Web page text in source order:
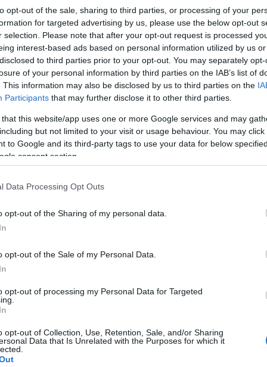
opt-out of the sale, sharing to third parties, or processing of your
for targeted advertising by us, please use the below opt-out
selection. Please note that after your opt-out request is processed
interest-based ads based on personal information utilized by us
to third parties prior to your opt-out. You may separately
of your personal information by third parties on the IAB’s list of
This information may also be disclosed by us to third parties on the
Participants that may further disclose it to other third parties.
that this website/app uses one or more Google services and may
but not limited to your visit or usage behaviour. You may
to Google and its third-party tags to use your data for below
consent section.
Data Processing Opt Outs
opt-out of the Sharing of my personal data.
opt-out of the Sale of my Personal Data.
opt-out of processing my Personal Data for Targeted
opt-out of Collection, Use, Retention, Sale, and/or Sharing
Data that Is Unrelated with the Purposes for which it
Μητσοτάκης για Εθνικό
ένα σύστημα παιδείας
στις ανάγκες της νέας
εφαρμογή από το σχολικό έτος 2027-2028
- 16:16
απολυτήριο: Από το σχολικό έτος
η εφαρμογή του – Δεν
περιλαμβάνει ο εθνικός διάλογος
- 14:46